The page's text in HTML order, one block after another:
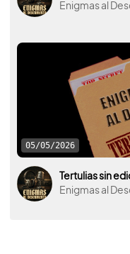
Enigmas al
05/05/2026
Enigmas al